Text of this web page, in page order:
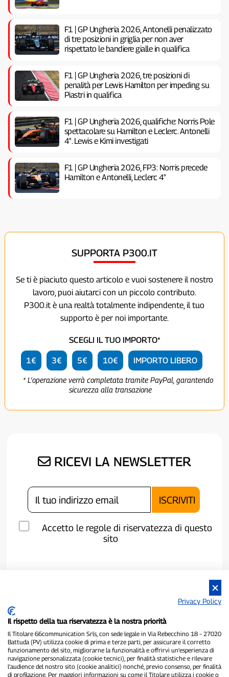
F1 | GP Ungheria 2026, Antonelli penalizzato
di tre posizioni in griglia per non aver
rispettato le bandiere gialle in qualifica
F1 | GP Ungheria 2026, tre posizioni di
penalità per Lewis Hamilton per impeding su
Piastri in qualifica
F1 | GP Ungheria 2026, qualifiche: Norris Pole
spettacolare su Hamilton e Leclerc. Antonelli
4°. Lewis e Kimi investigati
F1 | GP Ungheria 2026, FP3: Norris precede
Hamilton e Antonelli, Leclerc 4°
SUPPORTA P300.IT
Se ti è piaciuto questo articolo e vuoi sostenere il nostro
lavoro, puoi aiutarci con un piccolo contributo.
P300.it è una realtà totalmente indipendente, il tuo
supporto è per noi importante.
SCEGLI IL TUO IMPORTO*
1€ 3€ 5€ 10€ IMPORTO LIBERO
* L'operazione verrà completata tramite PayPal, garantendo
sicurezza alla transazione
RICEVI LA NEWSLETTER
Accetto le regole di riservatezza di questo
sito
P300.it è una Testata Giornalistica indipendente
Privacy Policy
Il rispetto della tua riservatezza è la nostra priorità
Il Titolare 66communication Srls, con sede legale in Via Rebecchino 18 – 27020
Battuda (PV) utilizza cookie di prima e terze parti, per assicurare il corretto
funzionamento del sito, migliorarne la funzionalità e offrirvi un’esperienza di
navigazione personalizzata (cookie tecnici), per finalità statistiche e rilevare
l’audience del nostro sito (cookie analitici) nonché, previo consenso, per finalità
di profilazione. Per maggiori informazioni su come il Titolare utilizza i cookie o